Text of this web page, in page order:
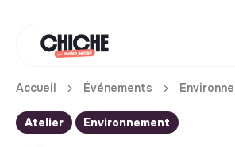
Accueil Événements
Atelier Environnement